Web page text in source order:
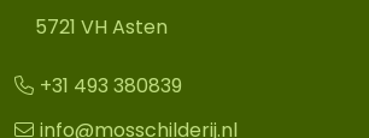
5721 VH Asten
+31 493 380839
info@mosschilderij.nl